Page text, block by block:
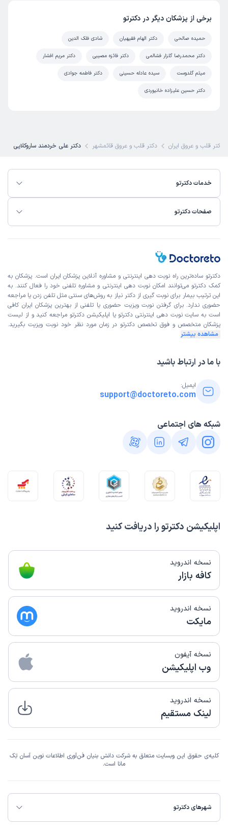
برخی از پزشکان دیگر در دکترتو
حمیده صالحی دکتر الهام فقیهیان شادی فلک الدین
دکتر محمدرضا گلزار فشالمی دکتر فائزه مصیبی دکتر مریم افشار
میثم گلدوست سیده عادله حسینی دکتر فاطمه جوادی
دکتر حسین علیزاده خانیوردی
دکتر قلب و عروق ایران دکتر قلب و عروق قائمشهر دکتر علی خردمند ساروکلایی
خدمات دکترتو
صفحات دکترتو
اپلیکیشن دکترتو را دریافت کنید
نسخه اندروید
کافه بازار
نسخه اندروید
مایکت
نسخه آیفون
وب اپلیکیشن
نسخه اندروید
لینک مستقیم
دکترتو ساده‌ترین راه نوبت‌ دهی اینترنتی و مشاوره آنلاین پزشکان ایران است. پزشکان به
کمک دکترتو می‌توانند امکان نوبت دهی اینترنتی و مشاوره تلفنی خود را فعال کنند. به
این ترتیب بیمار برای نوبت گیری از دکتر نیاز به روش‌های سنتی مثل تلفن زدن یا مراجعه
حضوری ندارد. برای گرفتن نوبت ویزیت حضوری یا تلفنی از بهترین پزشکان ایران کافی
است به سایت نوبت دهی اینترنتی دکترتو یا اپلیکیشن دکترتو مراجعه کنید و از لیست
پزشکان متخصص و فوق تخصص دکترتو در زمان مورد نظر خود نوبت ویزیت بگیرید.
مشاهده بیشتر
با ما در ارتباط باشید
ایمیل:
support@doctoreto.com
شبکه های اجتماعی
کلیه‌ی حقوق این وبسایت متعلق به شرکت دانش بنیان فن‌آوری اطلاعات نوین آسان تِک
مانا است.
شهرهای دکترتو